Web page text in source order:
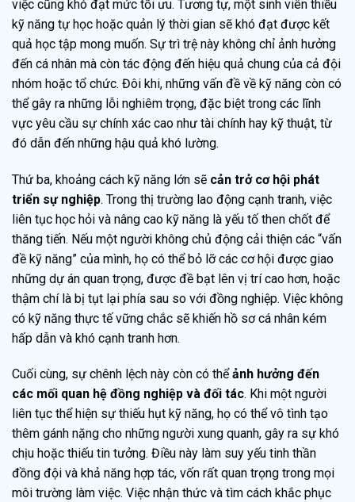
việc cũng khó đạt mức tối ưu. Tương tự, một sinh viên thiếu
kỹ năng tự học hoặc quản lý thời gian sẽ khó đạt được kết
quả học tập mong muốn. Sự trì trệ này không chỉ ảnh hưởng
đến cá nhân mà còn tác động đến hiệu quả chung của cả đội
nhóm hoặc tổ chức. Đôi khi, những vấn đề về kỹ năng còn có
thể gây ra những lỗi nghiêm trọng, đặc biệt trong các lĩnh
vực yêu cầu sự chính xác cao như tài chính hay kỹ thuật, từ
đó dẫn đến những hậu quả khó lường.
Thứ ba, khoảng cách kỹ năng lớn sẽ cản trở cơ hội phát
triển sự nghiệp. Trong thị trường lao động cạnh tranh, việc
liên tục học hỏi và nâng cao kỹ năng là yếu tố then chốt để
thăng tiến. Nếu một người không chủ động cải thiện các “vấn
đề kỹ năng” của mình, họ có thể bỏ lỡ các cơ hội được giao
những dự án quan trọng, được đề bạt lên vị trí cao hơn, hoặc
thậm chí là bị tụt lại phía sau so với đồng nghiệp. Việc không
có kỹ năng thực tế vững chắc sẽ khiến hồ sơ cá nhân kém
hấp dẫn và khó cạnh tranh hơn.
Cuối cùng, sự chênh lệch này còn có thểảnh hưởng đến
các mối quan hệ đồng nghiệp và đối tác. Khi một người
liên tục thể hiện sự thiếu hụt kỹ năng, họ có thể vô tình tạo
thêm gánh nặng cho những người xung quanh, gây ra sự khó
chịu hoặc thiếu tin tưởng. Điều này làm suy yếu tinh thần
đồng đội và khả năng hợp tác, vốn rất quan trọng trong mọi
môi trường làm việc. Việc nhận thức và tìm cách khắc phục